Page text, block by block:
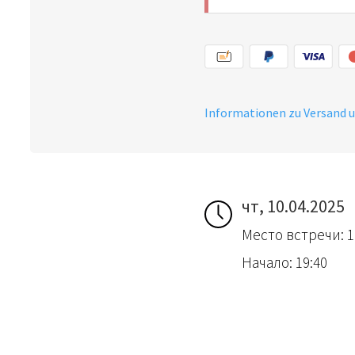
empfehlenswert.
Informationen zu Versand
чт, 10.04.2025
Место встречи:
Начало: 19:40